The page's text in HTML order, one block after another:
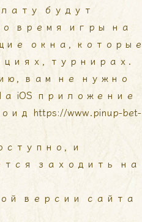
будут
время игры на
окна, которые
турнирах.
вам не нужно
iOS приложение
https://www.pinup-bet-
и
заходить на
версии сайта